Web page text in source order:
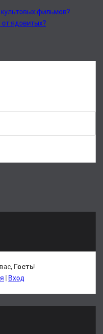
фильмов?
ядовитых?
, Гость!
Вход